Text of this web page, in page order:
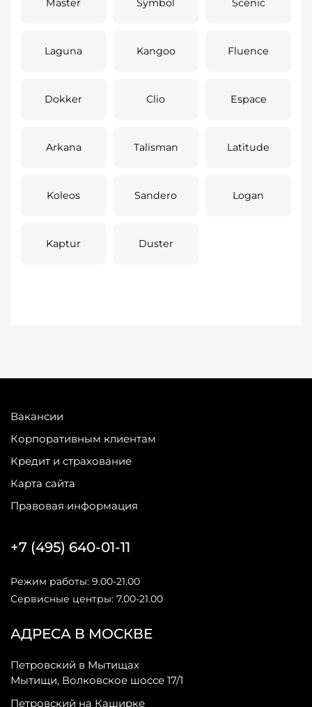
Master Symbol Scenic
Laguna Kangoo Fluence
Dokker Clio Espace
Arkana Talisman Latitude
Koleos Sandero Logan
Kaptur Duster
Вакансии
Корпоративным клиентам
Кредит и страхование
Карта сайта
Правовая информация
АДРЕСА В МОСКВЕ
Петровский в Мытищах
Мытищи, Волковское шоссе 17/1
Петровский на Каширке
+7 (495) 640-01-11
Режим работы: 9.00-21.00
Сервисные центры: 7.00-21.00